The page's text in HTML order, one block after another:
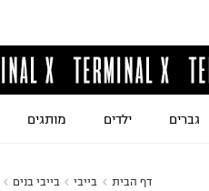
גברים ילדים מותגים
דף הבית בייבי בייבי בנים